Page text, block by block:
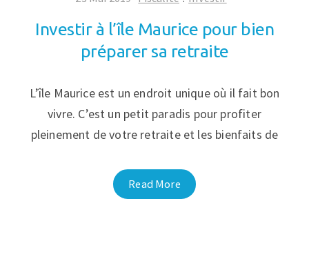
Investir à l’île Maurice pour bien
préparer sa retraite
L’île Maurice est un endroit unique où il fait bon
vivre. C’est un petit paradis pour profiter
pleinement de votre retraite et les bienfaits de
Read More